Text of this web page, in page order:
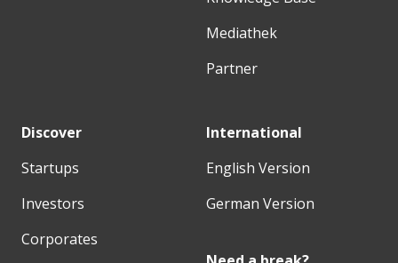
Mediathek
Partner
Discover
Startups
Investors
Corporates
International
English Version
German Version